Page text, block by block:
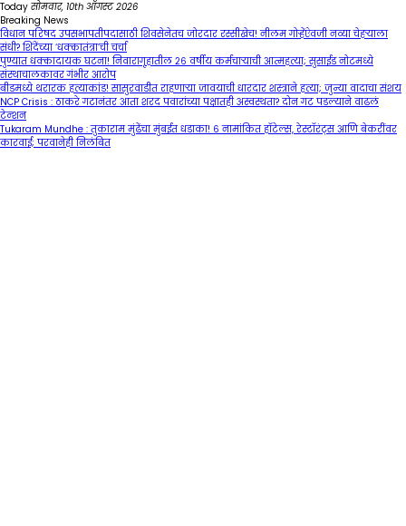
Skip
to
content
Today सोमवार, 10th ऑगस्ट 2026
Breaking News
विधान परिषद उपसभापतीपदासाठी शिवसेनेतच जोरदार रस्सीखेच! नीलम गोऱ्हेंऐवजी नव्या चेहऱ्याला
संधी? शिंदेंच्या ‘धक्कातंत्रा’ची चर्चा
पुण्यात धक्कादायक घटना! निवारागृहातील २६ वर्षीय कर्मचाऱ्याची आत्महत्या; सुसाईड नोटमध्ये
संस्थाचालकावर गंभीर आरोप
बीडमध्ये थरारक हत्याकांड! सासुरवाडीत राहणाऱ्या जावयाची धारदार शस्त्राने हत्या; जुन्या वादाचा संशय
NCP Crisis : ठाकरे गटानंतर आता शरद पवारांच्या पक्षातही अस्वस्थता? दोन गट पडल्याने वाढलं
टेन्शन
Tukaram Mundhe : तुकाराम मुंढेंचा मुंबईत धडाका! ६ नामांकित हॉटेल्स, रेस्टॉरंट्स आणि बेकरींवर
कारवाई; परवानेही निलंबित